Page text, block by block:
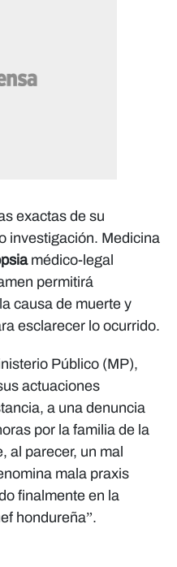
exactas de su
investigación. Medicina
médico-legal
permitirá
causa de muerte y
esclarecer lo ocurrido.
Público (MP),
actuaciones
a una denuncia
por la familia de la
al parecer, un mal
mala praxis
finalmente en la
hondureña”.